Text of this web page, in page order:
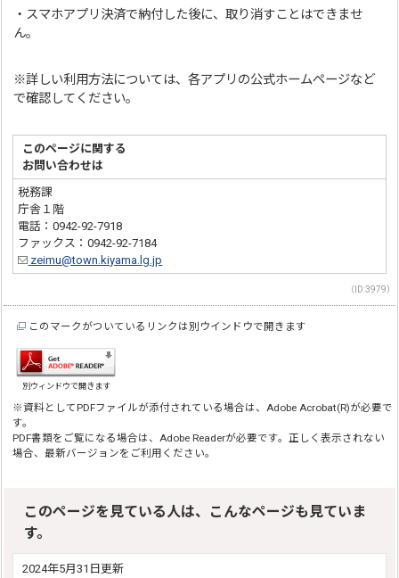
・スマホアプリ決済で納付した後に、取り消すことはできませ
ん。
※詳しい利用方法については、各アプリの公式ホームページなど
で確認してください。
このページに関する
お問い合わせは
税務課
庁舎１階
電話：0942-92-7918
ファックス：0942-92-7184
zeimu@town.kiyama.lg.jp
（ID:3979）
このマークがついているリンクは別ウインドウで開きます
別ウィンドウで開きます
※資料としてPDFファイルが添付されている場合は、Adobe Acrobat(R)が必要で
す。
PDF書類をご覧になる場合は、Adobe Readerが必要です。正しく表示されない
場合、最新バージョンをご利用ください。
このページを見ている人は、こんなページも見ていま
す。
2024年5月31日更新